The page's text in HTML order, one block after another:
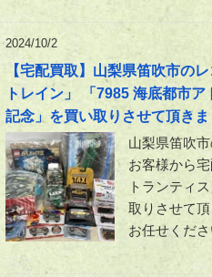
2024/10/2
【宅配買取】山梨県笛吹市の
トレイン」 「7985 海底都市
記念」を買い取りさせて頂きま
山梨県笛吹
お客様から
トランティ
取りさせて
お任せくださ